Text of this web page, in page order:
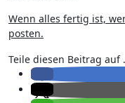
Wenn alles fertig ist,
posten.
Teile diesen Beitrag auf